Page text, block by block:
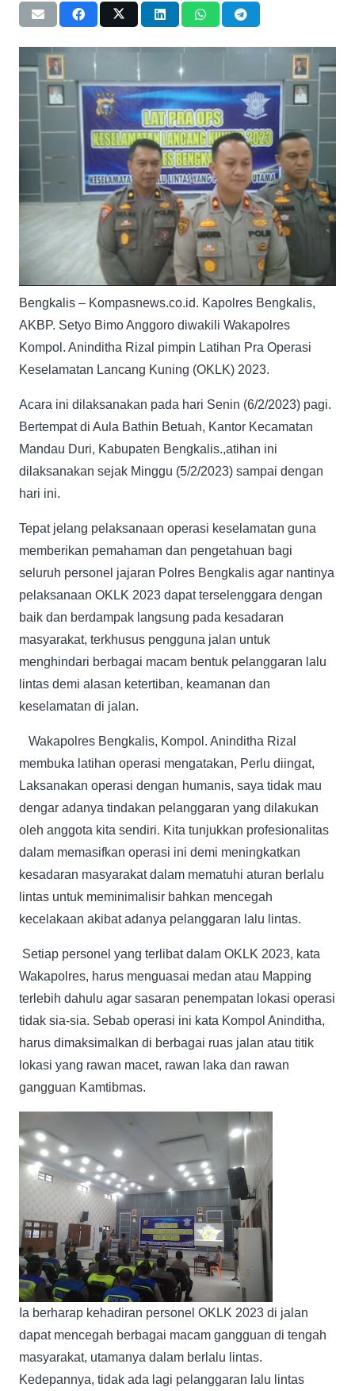
Bengkalis – Kompasnews.co.id. Kapolres Bengkalis,
AKBP. Setyo Bimo Anggoro diwakili Wakapolres
Kompol. Aninditha Rizal pimpin Latihan Pra Operasi
Keselamatan Lancang Kuning (OKLK) 2023.
Acara ini dilaksanakan pada hari Senin (6/2/2023) pagi.
Bertempat di Aula Bathin Betuah, Kantor Kecamatan
Mandau Duri, Kabupaten Bengkalis.,atihan ini
dilaksanakan sejak Minggu (5/2/2023) sampai dengan
hari ini.
Tepat jelang pelaksanaan operasi keselamatan guna
memberikan pemahaman dan pengetahuan bagi
seluruh personel jajaran Polres Bengkalis agar nantinya
pelaksanaan OKLK 2023 dapat terselenggara dengan
baik dan berdampak langsung pada kesadaran
masyarakat, terkhusus pengguna jalan untuk
menghindari berbagai macam bentuk pelanggaran lalu
lintas demi alasan ketertiban, keamanan dan
keselamatan di jalan.
Wakapolres Bengkalis, Kompol. Aninditha Rizal
membuka latihan operasi mengatakan, Perlu diingat,
Laksanakan operasi dengan humanis, saya tidak mau
dengar adanya tindakan pelanggaran yang dilakukan
oleh anggota kita sendiri. Kita tunjukkan profesionalitas
dalam memasifkan operasi ini demi meningkatkan
kesadaran masyarakat dalam mematuhi aturan berlalu
lintas untuk meminimalisir bahkan mencegah
kecelakaan akibat adanya pelanggaran lalu lintas.
Setiap personel yang terlibat dalam OKLK 2023, kata
Wakapolres, harus menguasai medan atau Mapping
terlebih dahulu agar sasaran penempatan lokasi operasi
tidak sia-sia. Sebab operasi ini kata Kompol Aninditha,
harus dimaksimalkan di berbagai ruas jalan atau titik
lokasi yang rawan macet, rawan laka dan rawan
gangguan Kamtibmas.
Ia berharap kehadiran personel OKLK 2023 di jalan
dapat mencegah berbagai macam gangguan di tengah
masyarakat, utamanya dalam berlalu lintas.
Kedepannya, tidak ada lagi pelanggaran lalu lintas